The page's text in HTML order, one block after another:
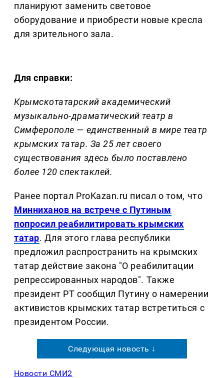
планируют заменить световое
оборудование и приобрести новые кресла
для зрительного зала.
Для справки:
Крымскотатарский академический
музыкально-драматический театр в
Симферополе — единственный в мире театр
крымских татар. За 25 лет своего
существования здесь было поставлено
более 120 спектаклей.
Ранее портал ProKazan.ru писал о том, что
Минниханов на встрече с Путиным
попросил реабилитировать крымских
татар. Для этого глава республики
предложил распространить на крымских
татар действие закона "О реабилитации
репрессированных народов". Также
президент РТ сообщил Путину о намерении
активистов крымских татар встретиться с
президентом России.
Следующая новость ↓
Новости СМИ2